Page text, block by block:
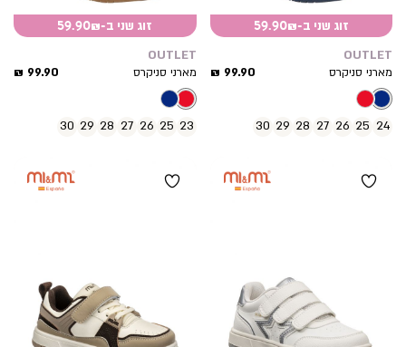
זוג שני ב-59.90₪
OUTLET
מארני סניקרס
מחיר
99.90 ₪
24
25
26
27
28
29
30
זוג שני ב-59.90₪
OUTLET
מארני סניקרס
מחיר
99.90 ₪
23
25
26
27
28
29
30